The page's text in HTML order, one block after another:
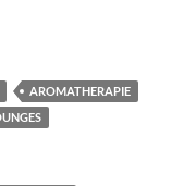
AROMATHERAPIE